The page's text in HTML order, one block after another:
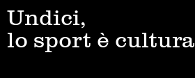
Undici,
lo sport è cultura